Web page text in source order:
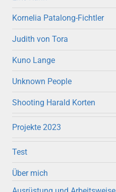
Kornelia Patalong-Fichtler
Judith von Tora
Kuno Lange
Unknown People
Shooting Harald Korten
Projekte 2023
Test
Über mich